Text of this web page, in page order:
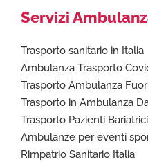
Servizi
Trasporto sanitario in Italia
Ambulanza Trasporto
Trasporto Ambulanza
Trasporto in Ambulanza
Trasporto Pazienti Bariatrici
Ambulanze per eventi
Rimpatrio Sanitario Italia